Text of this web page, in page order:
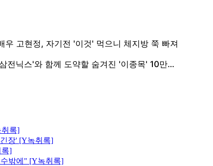
취록]
장' [Y녹취록]
록]
밖에" [Y녹취록]